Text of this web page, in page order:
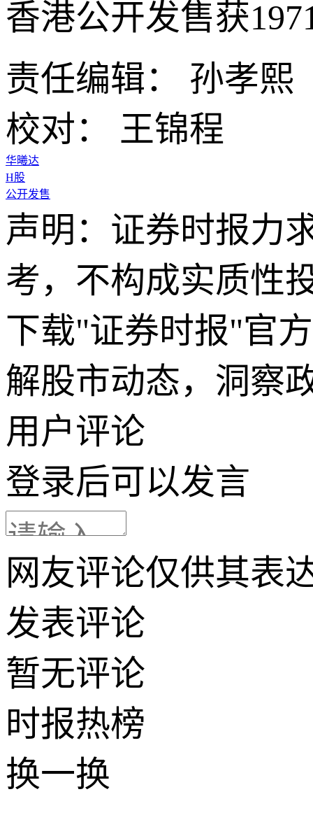
香港公开发售获
责任编辑： 孙孝熙
校对： 王锦程
华曦达
H股
公开发售
声明：证券时报力
考，不构成实质性
下载"证券时报"官
解股市动态，洞察
用户评论
登录后可以发言
网友评论仅供其表
发表评论
暂无评论
时报热榜
换一换